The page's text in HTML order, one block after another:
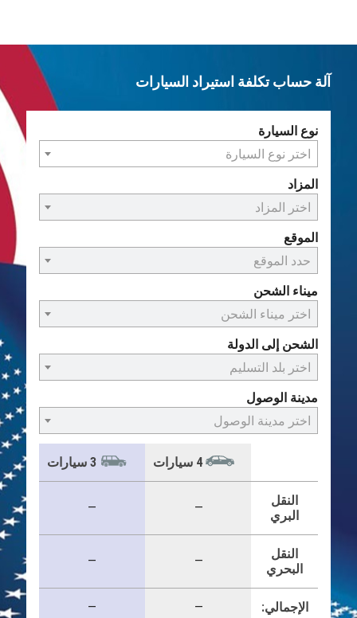
آلة حساب تكلفة استيراد السيارات
نوع السيارة
اختر نوع السيارة
المزاد
اختر المزاد
الموقع
حدد الموقع
ميناء الشحن
اختر ميناء الشحن
الشحن إلى الدولة
اختر بلد التسليم
مدينة الوصول
اختر مدينة الوصول
4 سيارات
النقل
البري
—
—
النقل
البحري
—
—
الإجمالي: —
—